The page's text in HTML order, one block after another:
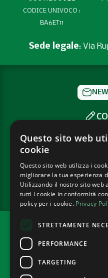
CODICE UNIVOCO :
BA6ET11
Sede legale: Via
Progetto cofinanziato
2021-2027 codice
Programma Regionale
"Sostenere
Questo sito web
cookie
Questo sito web utilizza i
migliorare la tua esperienza
Utilizzando il nostro sito web
tutti i cookie in conformità
policy per i cookie. Privacy
STRETTAMENTE
PERFORMANCE
TARGETING